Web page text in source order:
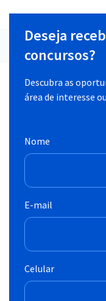
Deseja
concursos?
Descubra as
área de interesse
Nome
E-mail
Celular